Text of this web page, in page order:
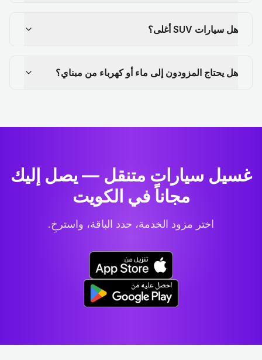
هل سيارات SUV أغلى؟
هل يحتاج المزودون إلى ماء أو كهرباء من مبناي؟
غسيل سيارات متنقل — يصل إليك
مجاناً في الكويت
اختر مزود الخدمة، حدد الباقة، واسترخِ.